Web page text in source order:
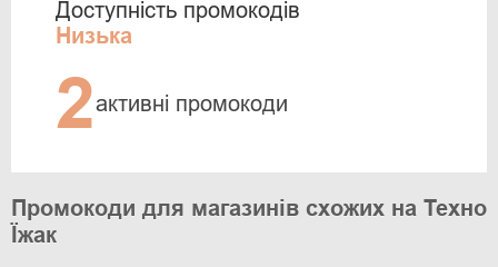
Доступність промокодів
Низька
2активні промокоди
Промокоди для магазинів схожих на Техно
Їжак